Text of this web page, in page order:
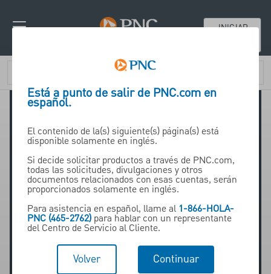
INICIAR
John Tyler
EVP & Co-Head, Asset-
Está a punto de salir de PNC.com en
español.
El contenido de la(s) siguiente(s) página(s) está
disponible solamente en inglés.
Si decide solicitar productos a través de PNC.com,
todas las solicitudes, divulgaciones y otros
documentos relacionados con esas cuentas, serán
proporcionados solamente en inglés.
Para asistencia en español, llame al 1-866-HOLA-
PNC (465-2762)para hablar con un representante
del Centro de Servicio al Cliente.
Volver Continuar